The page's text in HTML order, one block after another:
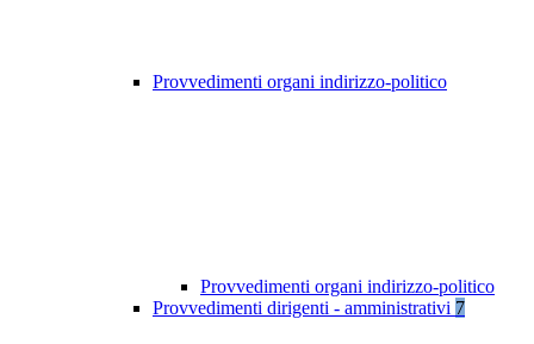
Provvedimenti organi indirizzo-politico
Provvedimenti organi indirizzo-politico
Provvedimenti dirigenti - amministrativi 7